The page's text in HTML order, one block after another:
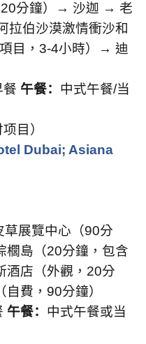
20分鐘）→ 沙迦 → 老
拉伯沙漠激情衝沙和
目， 3-4小時）→ 迪
餐 午餐： 中式午餐/当
目）
Dubai; Asiana
草展覽中心（90分
櫚島（20分鐘，包含
店（外觀， 20分
費， 90分鐘）
午餐： 中式午餐或当